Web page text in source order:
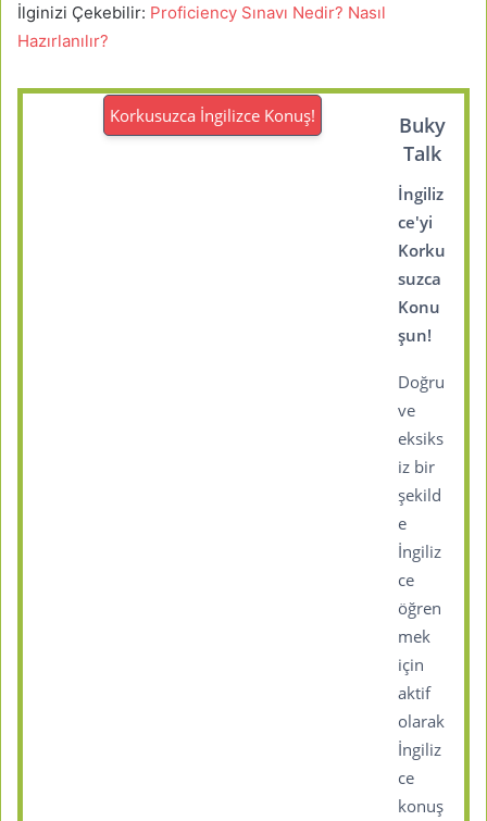
İlginizi Çekebilir: Proficiency Sınavı Nedir? Nasıl
Hazırlanılır?
Korkusuzca İngilizce Konuş!
Buky
Talk
İngiliz
ce'yi
Korku
suzca
Konu
şun!
Doğru
ve
eksiks
iz bir
şekild
e
İngiliz
ce
öğren
mek
için
aktif
olarak
İngiliz
ce
konuş